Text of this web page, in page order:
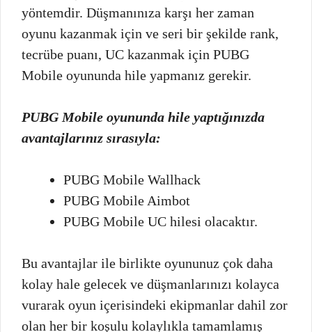
yöntemdir. Düşmanınıza karşı her zaman
oyunu kazanmak için ve seri bir şekilde rank,
tecrübe puanı, UC kazanmak için PUBG
Mobile oyununda hile yapmanız gerekir.
PUBG Mobile oyununda hile yaptığınızda
avantajlarınız sırasıyla:
PUBG Mobile Wallhack
PUBG Mobile Aimbot
PUBG Mobile UC hilesi olacaktır.
Bu avantajlar ile birlikte oyununuz çok daha
kolay hale gelecek ve düşmanlarınızı kolayca
vurarak oyun içerisindeki ekipmanlar dahil zor
olan her bir koşulu kolaylıkla tamamlamış